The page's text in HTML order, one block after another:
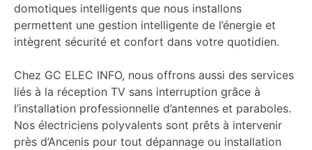
domotiques intelligents que nous installons
permettent une gestion intelligente de l’énergie et
intègrent sécurité et confort dans votre quotidien.
Chez GC ELEC INFO, nous offrons aussi des services
liés à la réception TV sans interruption grâce à
l’installation professionnelle d’antennes et paraboles.
Nos électriciens polyvalents sont prêts à intervenir
près d’Ancenis pour tout dépannage ou installation